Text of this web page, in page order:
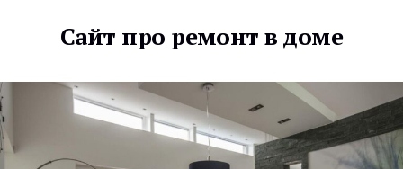
Сайт про ремонт в доме